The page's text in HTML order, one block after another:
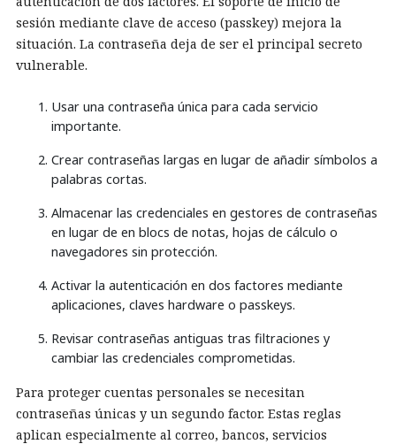
sesión mediante clave de acceso (passkey) mejora la
situación. La contraseña deja de ser el principal secreto
vulnerable.
Usar una contraseña única para cada servicio
importante.
Crear contraseñas largas en lugar de añadir símbolos a
palabras cortas.
Almacenar las credenciales en gestores de contraseñas
en lugar de en blocs de notas, hojas de cálculo o
navegadores sin protección.
Activar la autenticación en dos factores mediante
aplicaciones, claves hardware o passkeys.
Revisar contraseñas antiguas tras filtraciones y
cambiar las credenciales comprometidas.
Para proteger cuentas personales se necesitan
contraseñas únicas y un segundo factor. Estas reglas
aplican especialmente al correo, bancos, servicios